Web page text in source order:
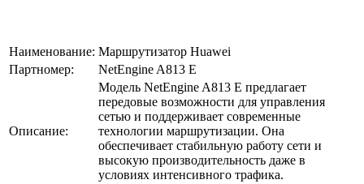
Наименование: Маршрутизатор Huawei
Партномер:
NetEngine A813 E
Описание:
Модель NetEngine A813 E предлагает
передовые возможности для управления
сетью и поддерживает современные
технологии маршрутизации. Она
обеспечивает стабильную работу сети и
высокую производительность даже в
условиях интенсивного трафика.